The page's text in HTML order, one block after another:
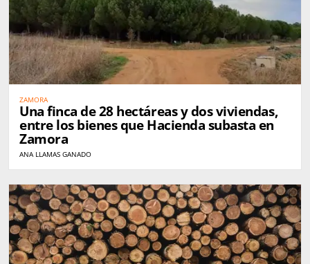
ZAMORA
Una finca de 28 hectáreas y dos viviendas,
entre los bienes que Hacienda subasta en
Zamora
ANA LLAMAS GANADO